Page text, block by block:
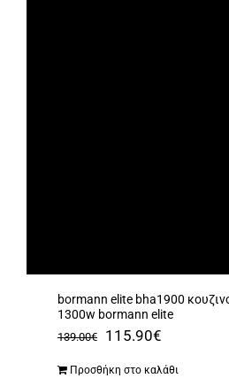
bormann elite bha1900
1300w bormann elite
139.00€
Original
price
115.90€
τρέχουσα
Προσθήκη στο καλάθι